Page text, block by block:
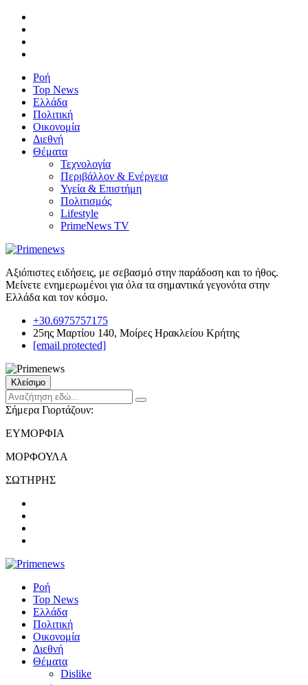
Ροή
Top News
Ελλάδα
Πολιτική
Οικονομία
Διεθνή
Θέματα
Τεχνολογία
Περιβάλλον & Ενέργεια
Υγεία & Επιστήμη
Πολιτισμός
Lifestyle
PrimeNews TV
Αξιόπιστες ειδήσεις, με σεβασμό στην παράδοση και το ήθος.
Μείνετε ενημερωμένοι για όλα τα σημαντικά γεγονότα στην
Ελλάδα και τον κόσμο.
+30.6975757175
25ης Μαρτίου 140, Μοίρες Ηρακλείου Κρήτης
[email protected]
Κλείσιμο
Σήμερα Γιορτάζουν:
ΕΥΜΟΡΦΙΑ
ΜΟΡΦΟΥΛΑ
ΣΩΤΗΡΗΣ
Ροή
Top News
Ελλάδα
Πολιτική
Οικονομία
Διεθνή
Θέματα
Dislike